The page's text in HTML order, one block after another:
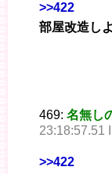
>>422
部屋改造し
469: 名無し
23:18:57.51
>>422